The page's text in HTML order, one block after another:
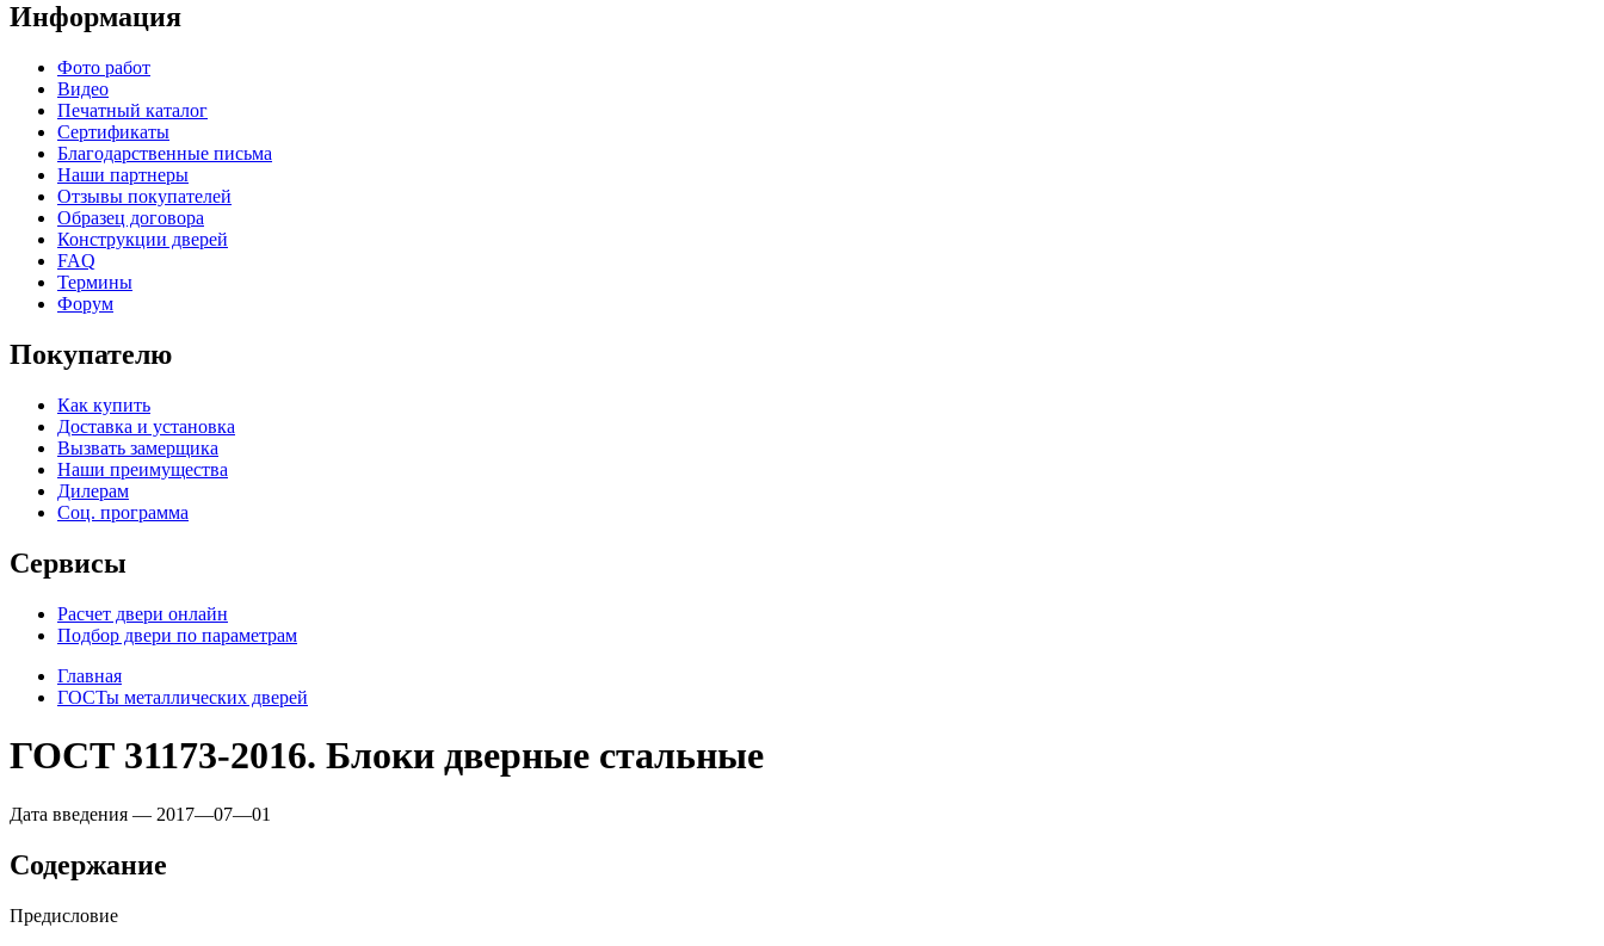
Информация
Фото работ
Видео
Печатный каталог
Сертификаты
Благодарственные письма
Наши партнеры
Отзывы покупателей
Образец договора
Конструкции дверей
FAQ
Термины
Форум
Покупателю
Как купить
Доставка и установка
Вызвать замерщика
Наши преимущества
Дилерам
Соц. программа
Сервисы
Расчет двери онлайн
Подбор двери по параметрам
Главная
ГОСТы металлических дверей
ГОСТ 31173-2016. Блоки дверные стальные
Дата введения — 2017—07—01
Содержание
Предисловие